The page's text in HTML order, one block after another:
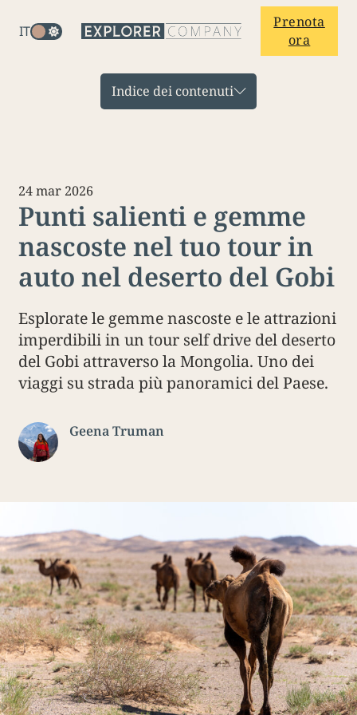
IT
Prenota
ora
Indice dei contenuti
Punti salienti e gemme
nascoste nel tuo tour in
auto nel deserto del Gobi
24 mar 2026
Esplorate le gemme nascoste e le attrazioni
imperdibili in un tour self drive del deserto
del Gobi attraverso la Mongolia. Uno dei
viaggi su strada più panoramici del Paese.
Geena Truman